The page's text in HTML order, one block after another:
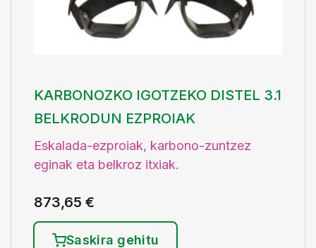
KARBONOZKO IGOTZEKO DISTEL 3.1
BELKRODUN EZPROIAK
Eskalada-ezproiak, karbono-zuntzez
eginak eta belkroz itxiak.
873,65 €
Saskira gehitu